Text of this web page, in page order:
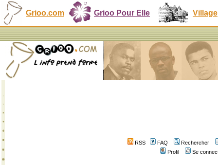
Grioo.com Grioo Pour Elle Village
RSS FAQ
Rechercher
Profil
Se